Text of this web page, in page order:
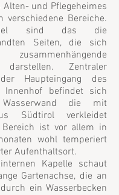
Alten- und Pflegeheimes
verschiedene Bereiche.
sind das die
Seiten, die sich
darstellen. Zentraler
Haupteingang des
Innenhof befindet sich
die mit
Südtirol verkleidet
Bereich ist vor allem in
wohl temperiert
Aufenthaltsort.
Kapelle schaut
Gartenachse, die an
ein Wasserbecken